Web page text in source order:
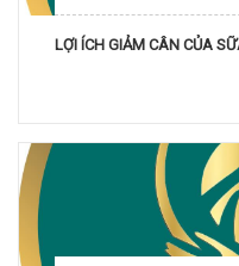
LỢI ÍCH GIẢM CÂN CỦA